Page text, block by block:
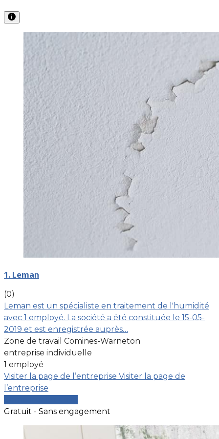
1. Leman
(0)
Leman est un spécialiste en traitement de l'humidité
avec 1 employé. La société a été constituée le 15-05-
2019 et est enregistrée auprès…
Zone de travail Comines-Warneton
entreprise individuelle
1 employé
Visiter la page de l’entreprise Visiter la page de
l’entreprise
Gratuit - Sans engagement